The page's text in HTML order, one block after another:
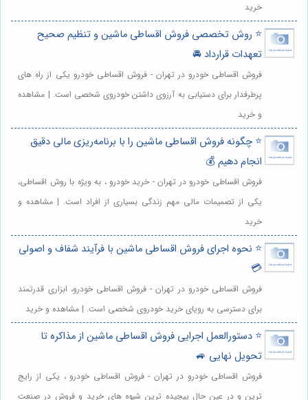
خرید
⭐️ روش تخصصی فروش اقساطی ماشین و تنظیم صحیح
تعهدات قرارداد 🚘
فروش اقساطی خودرو در تهران - فروش اقساطی خودرو یکی از راه های
پرطرفدار برای دستیابی به آرزوی داشتن خودروی شخصی است. | مشاهده
و خرید
⭐️ چگونه فروش اقساطی ماشین را با برنامه‌ریزی مالی دقیق
انجام دهیم 💰
فروش اقساطی خودرو در تهران - خرید خودرو ، به ویژه با روش اقساطی،
یکی از تصمیمات مالی مهم زندگی بسیاری از افراد است. | مشاهده و
خرید
⭐️ نحوه اجرای فروش اقساطی ماشین با فرآیند شفاف و اصولی
💳
فروش اقساطی خودرو در تهران - فروش اقساطی خودرو، ابزاری قدرتمند
برای دسترسی به رویای خرید خودروی شخصی است. | مشاهده و خرید
⭐️ دستورالعمل اجرایی فروش اقساطی ماشین از مذاکره تا
تحویل نهایی 🚙
فروش اقساطی خودرو در تهران - فروش اقساطی خودرو ، یکی از رایج
ترین و در عین حال پیچیده ترین شیوه های خرید و فروش در صنعت